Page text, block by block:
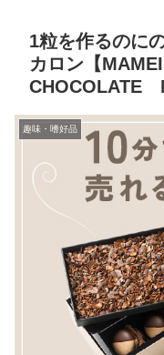
1粒を作るのに
カロン【
CHOCOLATE
趣味・嗜好品